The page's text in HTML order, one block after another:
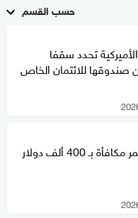
حسب القسم
تحدد سقفا
للائتمان الخاص
بـ 400 ألف دولار